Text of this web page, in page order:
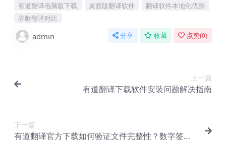
有道翻译电脑版下载
桌面版翻译软件
翻译软件本地化优势
谷歌翻译对比
admin 分享 收藏 点赞(0)
上一篇
有道翻译下载软件安装问题解决指南
下一篇
有道翻译官方下载如何验证文件完整性？数字签名